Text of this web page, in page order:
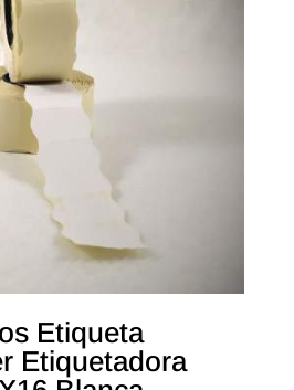
Etiqueta
Etiquetadora